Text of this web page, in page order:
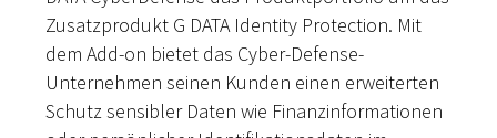
Zusatzprodukt G DATA Identity Protection. Mit
dem Add-on bietet das Cyber-Defense-
Unternehmen seinen Kunden einen erweiterten
Schutz sensibler Daten wie Finanzinformationen